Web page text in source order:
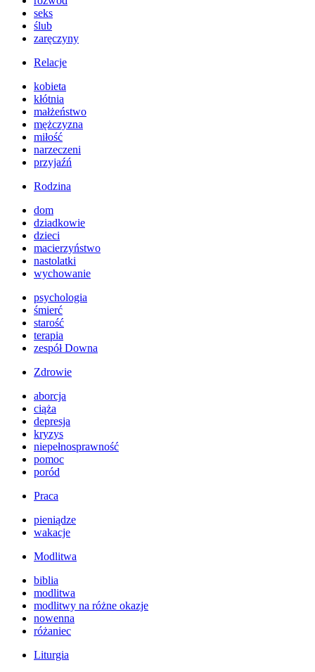
seks
ślub
zaręczyny
Relacje
kobieta
kłótnia
małżeństwo
mężczyzna
miłość
narzeczeni
przyjaźń
Rodzina
dom
dziadkowie
dzieci
macierzyństwo
nastolatki
wychowanie
psychologia
śmierć
starość
terapia
zespół Downa
Zdrowie
aborcja
ciąża
depresja
kryzys
niepełnosprawność
pomoc
poród
Praca
pieniądze
wakacje
Modlitwa
biblia
modlitwa
modlitwy na różne okazje
nowenna
różaniec
Liturgia